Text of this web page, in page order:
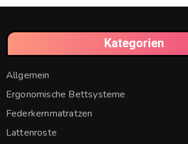
Kategorien
Allgemein
Ergonomische Bettsysteme
Federkernmatratzen
Lattenroste